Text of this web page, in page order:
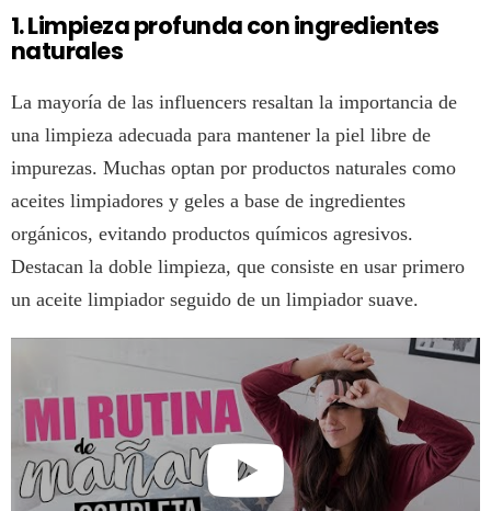
1. Limpieza profunda con ingredientes
naturales
La mayoría de las influencers resaltan la importancia de
una limpieza adecuada para mantener la piel libre de
impurezas. Muchas optan por productos naturales como
aceites limpiadores y geles a base de ingredientes
orgánicos, evitando productos químicos agresivos.
Destacan la doble limpieza, que consiste en usar primero
un aceite limpiador seguido de un limpiador suave.